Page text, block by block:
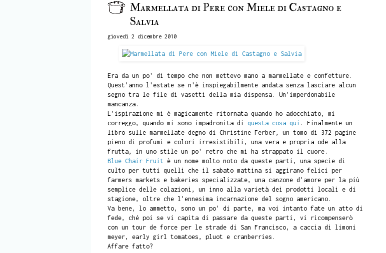
Marmellata di Pere con Miele di Castagno e
Salvia
giovedì 2 dicembre 2010
Era da un po' di tempo che non mettevo mano a marmellate e confetture.
Quest'anno l'estate se n'è inspiegabilmente andata senza lasciare alcun
segno tra le file di vasetti della mia dispensa. Un'imperdonabile
mancanza.
L'ispirazione mi è magicamente ritornata quando ho adocchiato, mi
correggo, quando mi sono impadronita di questa cosa qui . Finalmente un
libro sulle marmellate degno di Christine Ferber, un tomo di 372 pagine
pieno di profumi e colori irresistibili, una vera e propria ode alla
frutta, in uno stile un po' retro che mi ha strappato il cuore.
Blue Chair Fruit è un nome molto noto da queste parti, una specie di
culto per tutti quelli che il sabato mattina si aggirano felici per
farmers markets e bakeries specializzate, una canzone d'amore per la più
semplice delle colazioni, un inno alla varietà dei prodotti locali e di
stagione, oltre che l'ennesima incarnazione del sogno americano.
Va bene, lo ammetto, sono un po' di parte, ma voi intanto fate un atto di
fede, ché poi se vi capita di passare da queste parti, vi ricompenserò
con un tour de force per le strade di San Francisco, a caccia di limoni
meyer, early girl tomatoes, pluot e cranberries.
Affare fatto?